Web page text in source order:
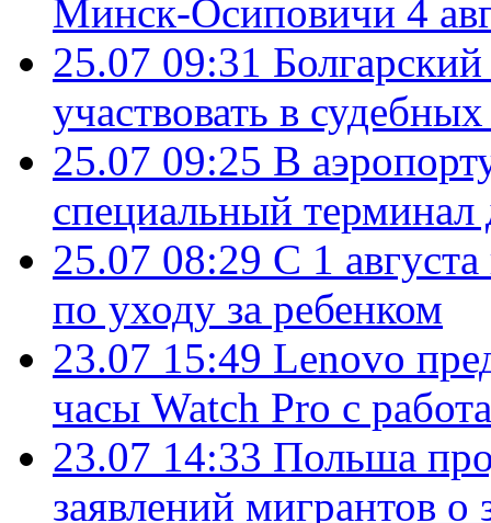
Минск-Осиповичи 4
25.07 09:31
участвовать в
25.07 09:25 В
специальный терминал
25.07 08:29 С 1
по уходу за ребенком
23.07 15:49 Lenovo
часы Watch Pro с
23.07 14:33 Польша
заявлений мигрантов